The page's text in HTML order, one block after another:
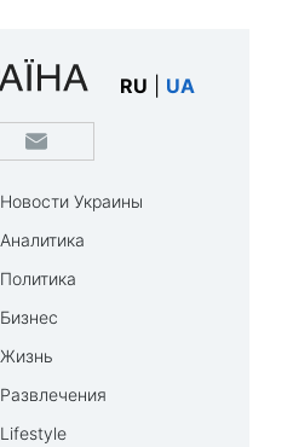
RU UA
Новости Украины
Аналитика
Политика
Бизнес
Жизнь
Развлечения
Lifestyle